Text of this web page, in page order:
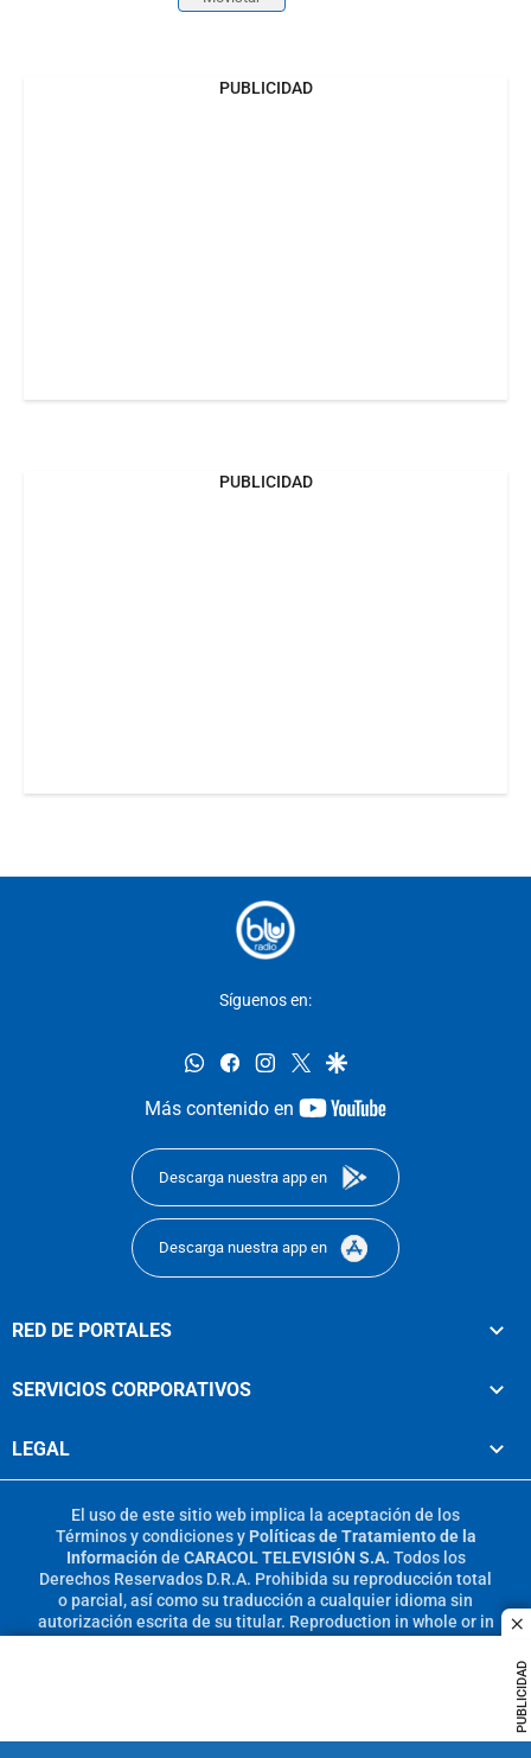
PUBLICIDAD
PUBLICIDAD
PUBLICIDAD
Síguenos en:
whatsappfacebookinstagram
twittergoogle
Más contenido en
youtube-
Descarga nuestra app en
Descarga nuestra app en
RED DE PORTALES
SERVICIOS CORPORATIVOS
LEGAL
El uso de este sitio web implica la aceptación de los
Términos y condicionesy Políticas de Tratamiento de la
Información de CARACOL TELEVISIÓN S.A. Todos los
Derechos Reservados D.R.A. Prohibida su reproducción total
o parcial, así como su traducción a cualquier idioma sin
autorización escrita de su titular. Reproduction in whole or in